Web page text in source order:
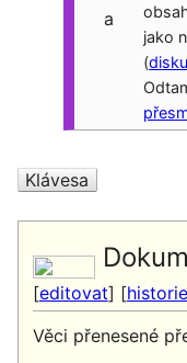
jako
(
Klávesa
[editovat] [
Věci přenesené